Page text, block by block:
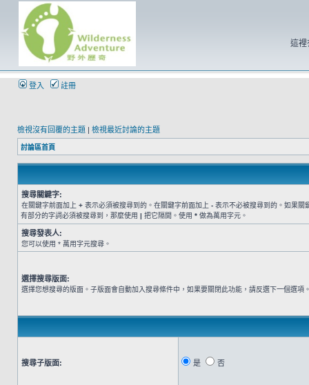
這裡
登入 註冊
檢視沒有回覆的主題 | 檢視最近討論的主題
討論區首頁
搜尋關鍵字:
在關鍵字前面加上 + 表示必須被搜尋到的。在關鍵字前面加上 - 表示不必被搜尋到的。如果關
有部分的字詞必須被搜尋到，那麼使用 | 把它隔開。使用 * 做為萬用字元。
搜尋發表人:
您可以使用 * 萬用字元搜尋。
選擇搜尋版面:
選擇您想搜尋的版面。子版面會自動加入搜尋條件中，如果要關閉此功能，請反選下一個選項
搜尋子版面: 是 否